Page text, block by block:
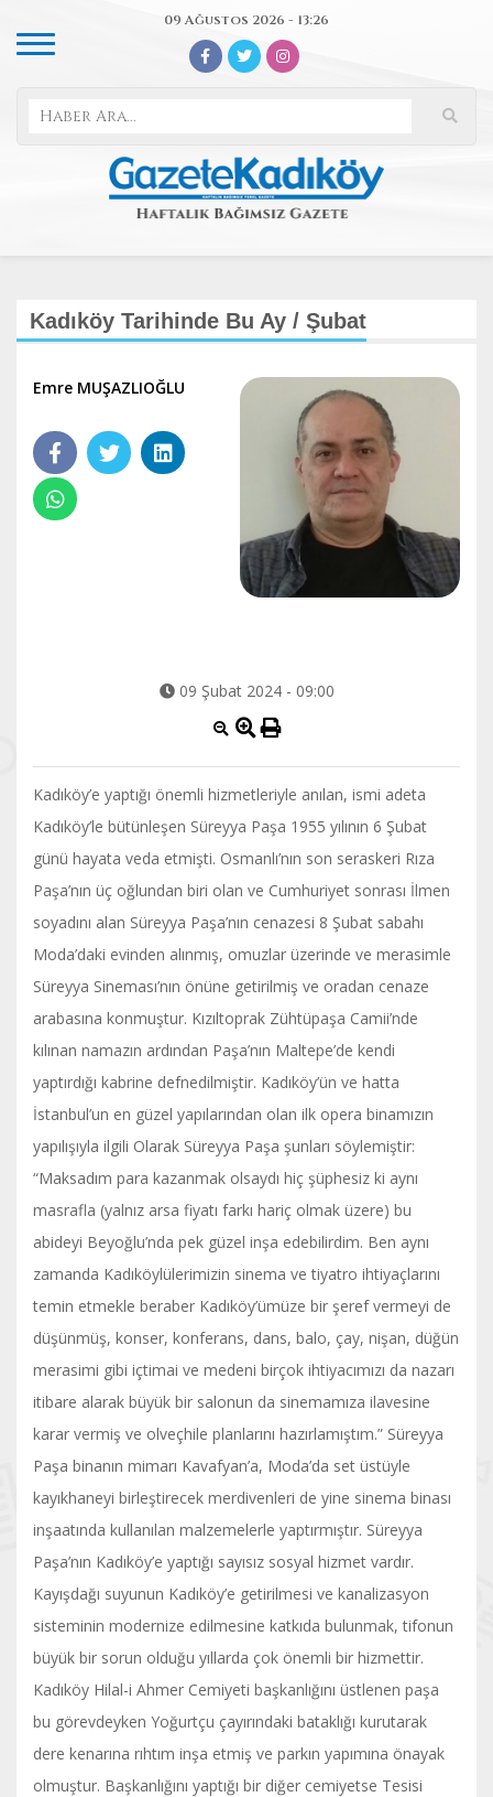
09 Ağustos 2026 - 13:26
Kadıköy Tarihinde Bu Ay / Şubat
Emre MUŞAZLIOĞLU
09 Şubat 2024 - 09:00
Kadıköy’e yaptığı önemli hizmetleriyle anılan, ismi adeta
Kadıköy’le bütünleşen Süreyya Paşa 1955 yılının 6 Şubat
günü hayata veda etmişti. Osmanlı’nın son seraskeri Rıza
Paşa’nın üç oğlundan biri olan ve Cumhuriyet sonrası İlmen
soyadını alan Süreyya Paşa’nın cenazesi 8 Şubat sabahı
Moda’daki evinden alınmış, omuzlar üzerinde ve merasimle
Süreyya Sineması’nın önüne getirilmiş ve oradan cenaze
arabasına konmuştur. Kızıltoprak Zühtüpaşa Camii’nde
kılınan namazın ardından Paşa’nın Maltepe’de kendi
yaptırdığı kabrine defnedilmiştir. Kadıköy’ün ve hatta
İstanbul’un en güzel yapılarından olan ilk opera binamızın
yapılışıyla ilgili Olarak Süreyya Paşa şunları söylemiştir:
“Maksadım para kazanmak olsaydı hiç şüphesiz ki aynı
masrafla (yalnız arsa fiyatı farkı hariç olmak üzere) bu
abideyi Beyoğlu’nda pek güzel inşa edebilirdim. Ben aynı
zamanda Kadıköylülerimizin sinema ve tiyatro ihtiyaçlarını
temin etmekle beraber Kadıköy’ümüze bir şeref vermeyi de
düşünmüş, konser, konferans, dans, balo, çay, nişan, düğün
merasimi gibi içtimai ve medeni birçok ihtiyacımızı da nazarı
itibare alarak büyük bir salonun da sinemamıza ilavesine
karar vermiş ve olveçhile planlarını hazırlamıştım.” Süreyya
Paşa binanın mimarı Kavafyan’a, Moda’da set üstüyle
kayıkhaneyi birleştirecek merdivenleri de yine sinema binası
inşaatında kullanılan malzemelerle yaptırmıştır. Süreyya
Paşa’nın Kadıköy’e yaptığı sayısız sosyal hizmet vardır.
Kayışdağı suyunun Kadıköy’e getirilmesi ve kanalizasyon
sisteminin modernize edilmesine katkıda bulunmak, tifonun
büyük bir sorun olduğu yıllarda çok önemli bir hizmettir.
Kadıköy Hilal-i Ahmer Cemiyeti başkanlığını üstlenen paşa
bu görevdeyken Yoğurtçu çayırındaki bataklığı kurutarak
dere kenarına rıhtım inşa etmiş ve parkın yapımına önayak
olmuştur. Başkanlığını yaptığı bir diğer cemiyetse Tesisi